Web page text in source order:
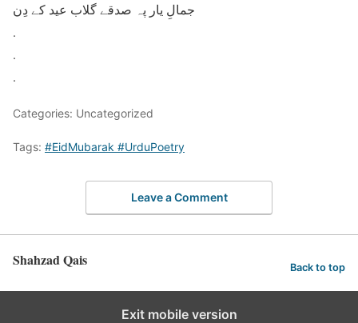
جمالِ یار پہ صدقے گلاب عید کے دِن
.
.
.
Categories: Uncategorized
Tags: #EidMubarak #UrduPoetry
Leave a Comment
Shahzad Qais Back to top
Exit mobile version